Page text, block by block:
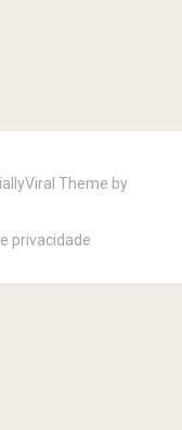
Theme by
privacidade